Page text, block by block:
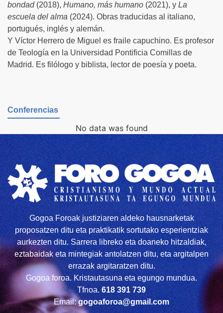
bondad(2018), Humano, más humano (2021), y La
escuela del alma (2024). Obras traducidas al italiano,
portugués, inglés y alemán.
Y Víctor Herrero de Miguel es fraile capuchino. Es profesor
de Teología en la Universidad Pontificia Comillas de
Madrid. Es filólogo y biblista, lector de poesía y poeta.
Conferencias
No data was found
Gogoa Foroak justiziaren aldeko hausnarketak
proposatzen ditu eta praktikatik sortutako esperientziak
aurkezten ditu. Sarrera libreko eta doaneko hitzaldiak,
eztabaidak eta mintegiak antolatzen ditu, eta argitalpen
errazak argitaratzen ditu.
Gogoa foroa. Kristautasuna eta egungo mundua.
Tfnoa. 618 391 739
Email:gogoaforoa@gmail.com